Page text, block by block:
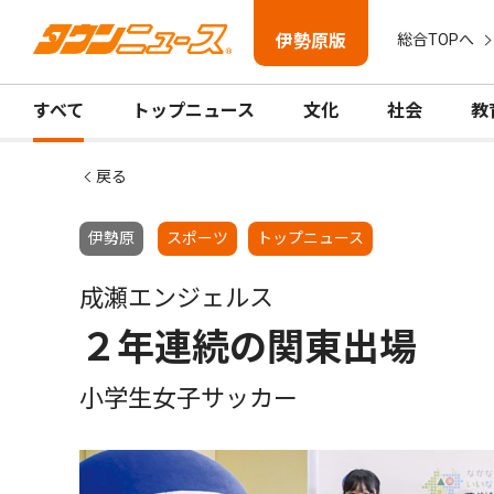
伊勢原版 総合TOPへ
すべて トップニュース 文化 社会 教
戻る
伊勢原 スポーツ トップニュース
成瀬エンジェルス
２年連続の関東出場
小学生女子サッカー